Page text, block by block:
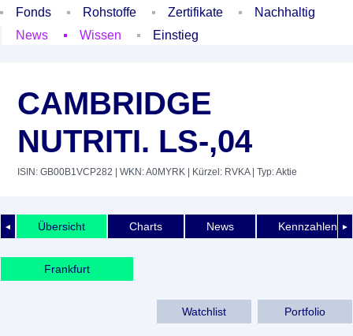
Fonds
Rohstoffe Zertifikate
Nachhaltig
News
Wissen Einstieg
CAMBRIDGE
NUTRITI. LS-,04
ISIN: GB00B1VCP282 | WKN: A0MYRK | Kürzel: RVKA| Typ: Aktie
◄ ►
Übersicht Charts News Kennzahlen
Frankfurt
Watchlist Portfolio